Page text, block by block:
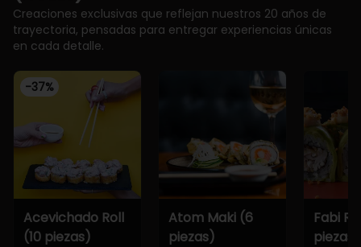
Creaciones exclusivas que reflejan nuestros 20 años de
trayectoria, pensadas para entregar experiencias únicas
en cada detalle.
-37%
Acevichado Roll
(10 piezas)
Atom Maki (6
piezas)
Fabi
piezas)